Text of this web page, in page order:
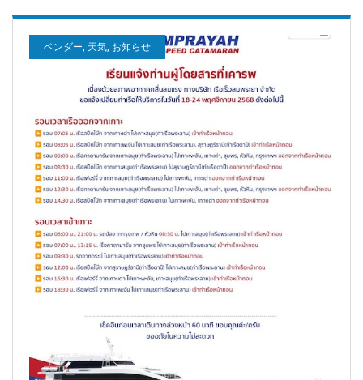
ベンダー, 天気, お知らせ